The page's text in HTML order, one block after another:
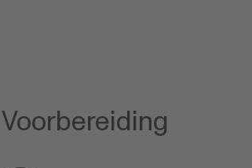
Voorbereiding